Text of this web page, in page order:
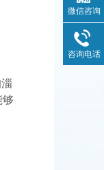
够
微信咨询
咨询电话